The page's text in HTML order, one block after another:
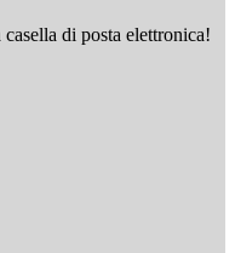
di posta elettronica!